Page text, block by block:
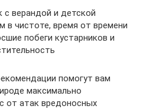
с верандой и детской
чистоте, время от времени
побеги кустарников и
помогут вам
максимально
от атак вредоносных